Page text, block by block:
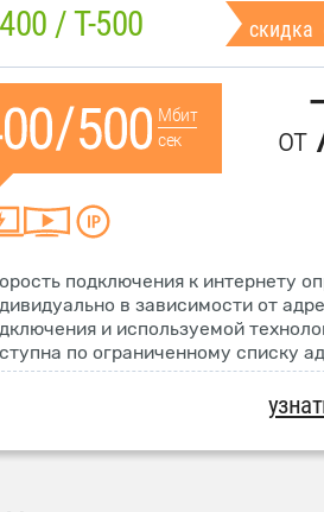
/ T-500 скидка
Мбит
сек
от
подключения к интернету
в зависимости от
и используемой
по ограниченному списку